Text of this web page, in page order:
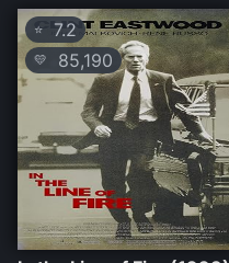
⭐ 7.2
💛 85,190